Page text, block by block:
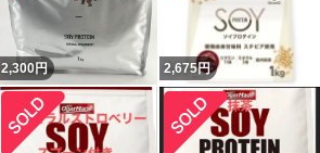
2,300円 2,675円